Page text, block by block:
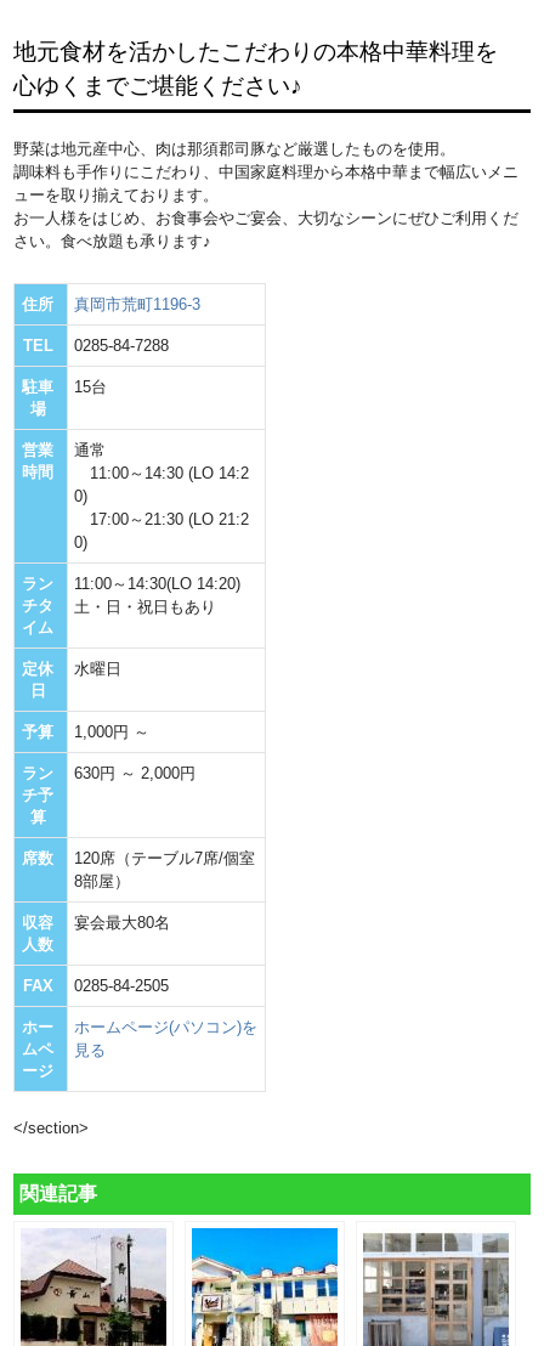
地元食材を活かしたこだわりの本格中華料理を
心ゆくまでご堪能ください♪
野菜は地元産中心、肉は那須郡司豚など厳選したものを使用。
調味料も手作りにこだわり、中国家庭料理から本格中華まで幅広いメニ
ューを取り揃えております。
お一人様をはじめ、お食事会やご宴会、大切なシーンにぜひご利用くだ
さい。食べ放題も承ります♪
住所 真岡市荒町1196-3
TEL 0285-84-7288
駐車
場
15台
営業
時間
通常
11:00～14:30 (LO 14:2
0)
17:00～21:30 (LO 21:2
0)
ラン
チタ
イム
11:00～14:30(LO 14:20)
土・日・祝日もあり
定休
日
水曜日
予算 1,000円 ～
ラン
チ予
算
630円 ～ 2,000円
席数
120席（テーブル7席/個室
8部屋）
収容
人数
宴会最大80名
FAX 0285-84-2505
ホー
ムペ
ージ
ホームページ(パソコン)を
見る
</section>
関連記事